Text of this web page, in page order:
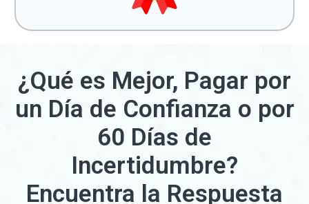
¿Qué es Mejor, Pagar por
un Día de Confianza o por
60 Días de
Incertidumbre?
Encuentra la Respuesta